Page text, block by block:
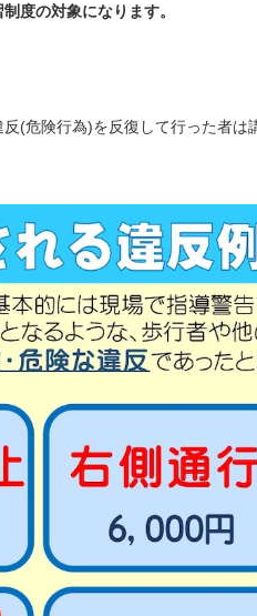
度の対象になります。
(危険行為)を反復して行った者は